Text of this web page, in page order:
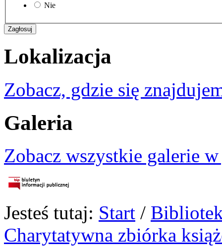
Nie
Lokalizacja
Zobacz, gdzie się
Galeria
Zobacz wszystkie galerie
Jesteś tutaj: Start /
Charytatywna zbiórka